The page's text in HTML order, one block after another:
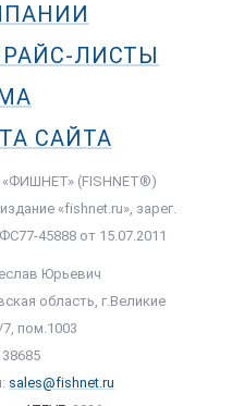
ЛИСТЫ
САЙТА
(FISHNET®)
«fishnet.ru», зарег.
45888 от 15.07.2011
Юрьевич
область, г.Великие
пом.1003
sales@fishnet.ru